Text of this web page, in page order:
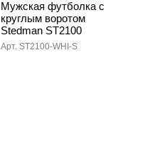
Мужская футболка с
круглым воротом
Stedman ST2100
Арт. ST2100-WHI-S